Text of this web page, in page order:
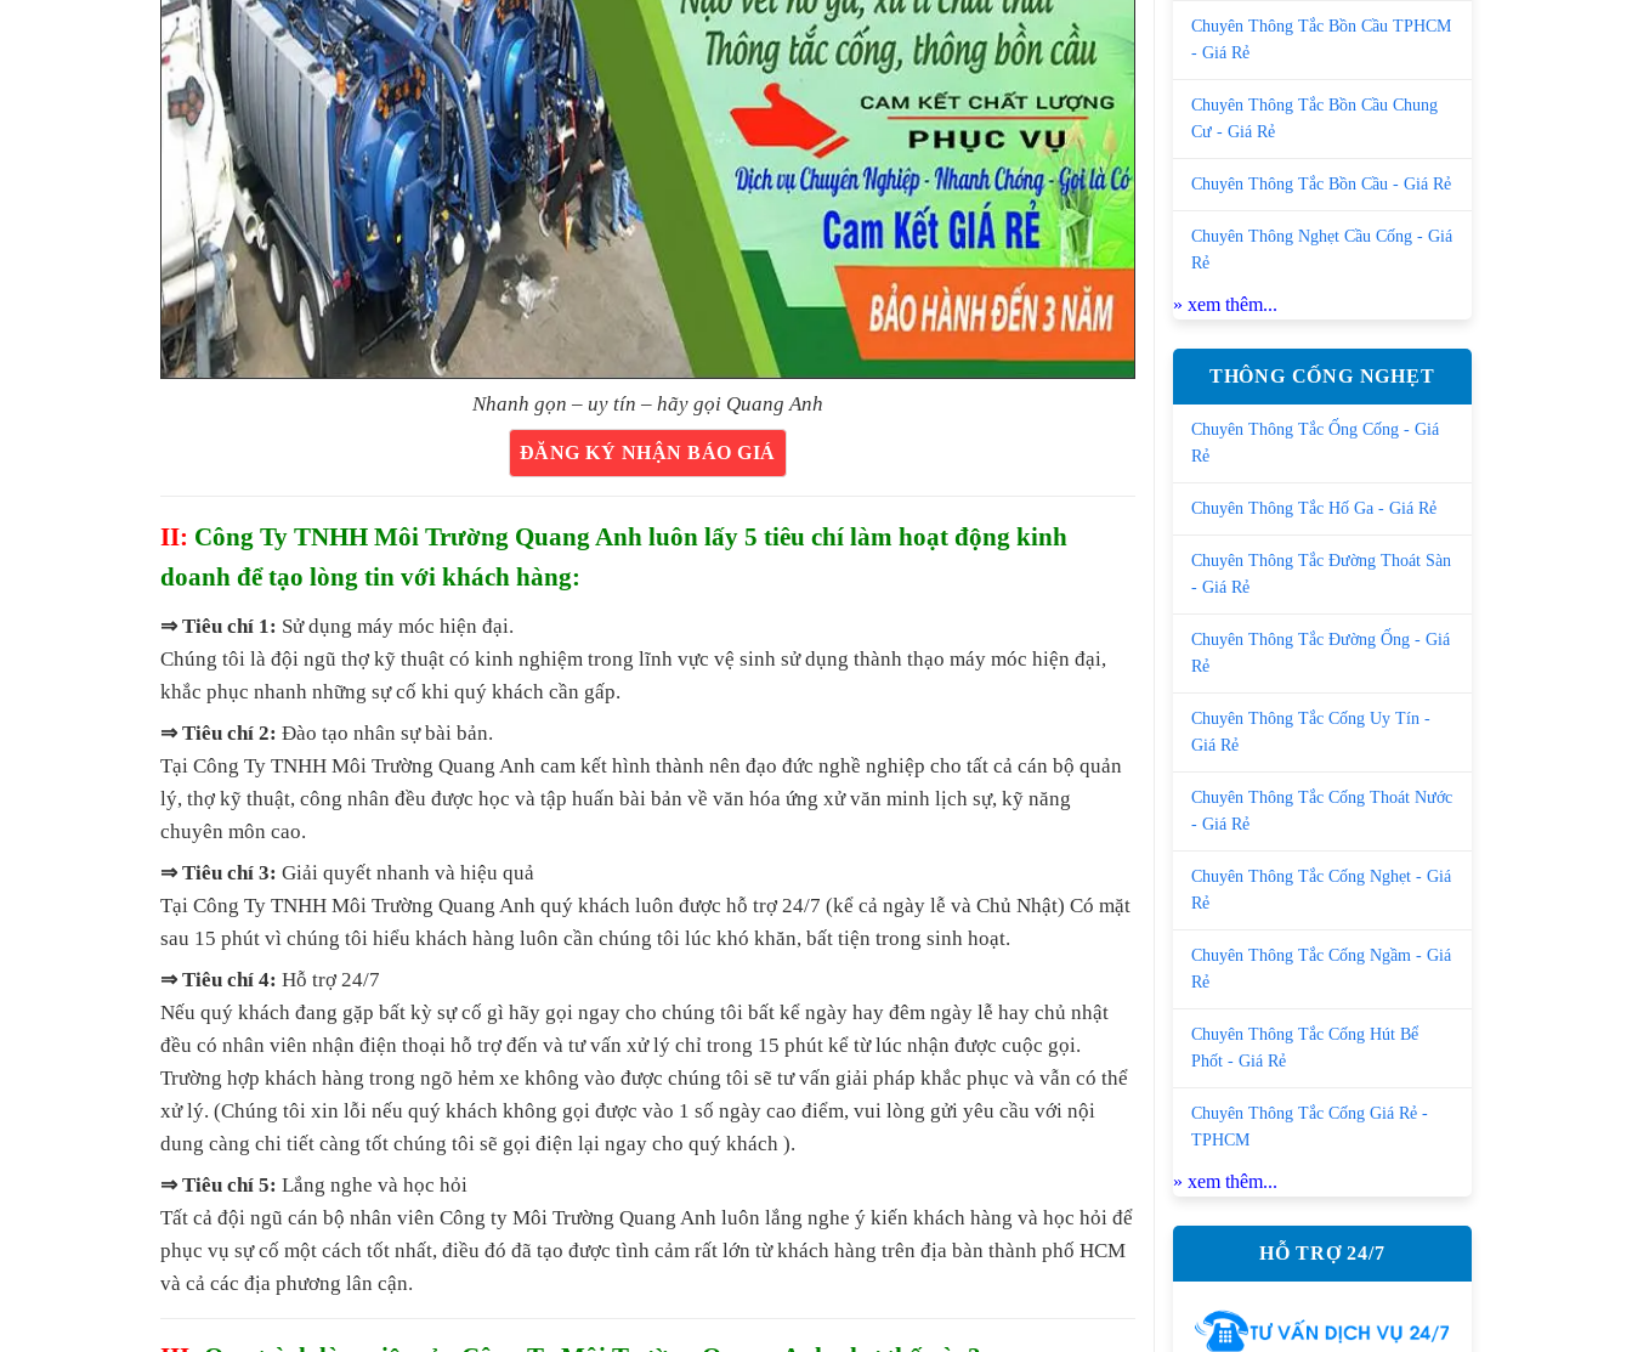
Nhanh gọn – uy tín – hãy gọi Quang Anh
ĐĂNG KÝ NHẬN BÁO GIÁ
II: Công Ty TNHH Môi Trường Quang Anh luôn lấy 5 tiêu chí làm hoạt động kinh
doanh để tạo lòng tin với khách hàng:
⇒ Tiêu chí 1: Sử dụng máy móc hiện đại.
Chúng tôi là đội ngũ thợ kỹ thuật có kinh nghiệm trong lĩnh vực vệ sinh sử dụng thành thạo máy móc hiện đại,
khắc phục nhanh những sự cố khi quý khách cần gấp.
⇒ Tiêu chí 2: Đào tạo nhân sự bài bản.
Tại Công Ty TNHH Môi Trường Quang Anh cam kết hình thành nên đạo đức nghề nghiệp cho tất cả cán bộ quản
lý, thợ kỹ thuật, công nhân đều được học và tập huấn bài bản về văn hóa ứng xử văn minh lịch sự, kỹ năng
chuyên môn cao.
⇒ Tiêu chí 3: Giải quyết nhanh và hiệu quả
Tại Công Ty TNHH Môi Trường Quang Anh quý khách luôn được hỗ trợ 24/7 (kể cả ngày lễ và Chủ Nhật) Có mặt
sau 15 phút vì chúng tôi hiểu khách hàng luôn cần chúng tôi lúc khó khăn, bất tiện trong sinh hoạt.
⇒ Tiêu chí 4: Hỗ trợ 24/7
Nếu quý khách đang gặp bất kỳ sự cố gì hãy gọi ngay cho chúng tôi bất kể ngày hay đêm ngày lễ hay chủ nhật
đều có nhân viên nhận điện thoại hỗ trợ đến và tư vấn xử lý chỉ trong 15 phút kể từ lúc nhận được cuộc gọi.
Trường hợp khách hàng trong ngõ hẻm xe không vào được chúng tôi sẽ tư vấn giải pháp khắc phục và vẫn có thể
xử lý. (Chúng tôi xin lỗi nếu quý khách không gọi được vào 1 số ngày cao điểm, vui lòng gửi yêu cầu với nội
dung càng chi tiết càng tốt chúng tôi sẽ gọi điện lại ngay cho quý khách ).
⇒ Tiêu chí 5: Lắng nghe và học hỏi
Tất cả đội ngũ cán bộ nhân viên Công ty Môi Trường Quang Anh luôn lắng nghe ý kiến khách hàng và học hỏi để
phục vụ sự cố một cách tốt nhất, điều đó đã tạo được tình cảm rất lớn từ khách hàng trên địa bàn thành phố HCM
và cả các địa phương lân cận.
Chuyên Thông Tắc Bồn Cầu TPHCM
- Giá Rẻ
Chuyên Thông Tắc Bồn Cầu Chung
Cư - Giá Rẻ
Chuyên Thông Tắc Bồn Cầu - Giá Rẻ
Chuyên Thông Nghẹt Cầu Cống - Giá
Rẻ
» xem thêm...
THÔNG CỐNG NGHẸT
Chuyên Thông Tắc Ống Cống - Giá
Rẻ
Chuyên Thông Tắc Hố Ga - Giá Rẻ
Chuyên Thông Tắc Đường Thoát Sàn
- Giá Rẻ
Chuyên Thông Tắc Đường Ống - Giá
Rẻ
Chuyên Thông Tắc Cống Uy Tín -
Giá Rẻ
Chuyên Thông Tắc Cống Thoát Nước
- Giá Rẻ
Chuyên Thông Tắc Cống Nghẹt - Giá
Rẻ
Chuyên Thông Tắc Cống Ngầm - Giá
Rẻ
Chuyên Thông Tắc Cống Hút Bể
Phốt - Giá Rẻ
Chuyên Thông Tắc Cống Giá Rẻ -
TPHCM
» xem thêm...
HỖ TRỢ 24/7